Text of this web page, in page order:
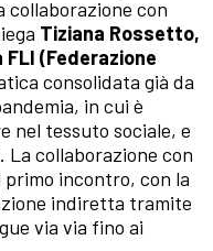
collaborazione con
Tiziana Rossetto,
(Federazione
consolidata già da
in cui è
nel tessuto sociale, e
collaborazione con
incontro, con la
indiretta tramite
via via fino ai